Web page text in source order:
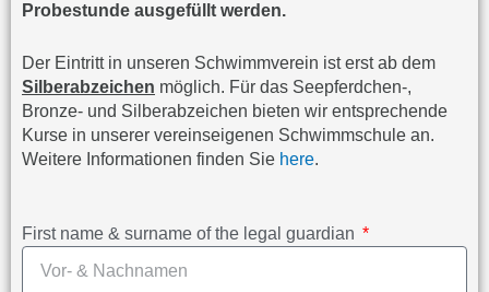
Probestunde ausgefüllt werden.
Der Eintritt in unseren Schwimmverein ist erst ab dem
Silberabzeichen möglich. Für das Seepferdchen-,
Bronze- und Silberabzeichen bieten wir entsprechende
Kurse in unserer vereinseigenen Schwimmschule an.
Weitere Informationen finden Sie here.
First name & surname of the legal guardian